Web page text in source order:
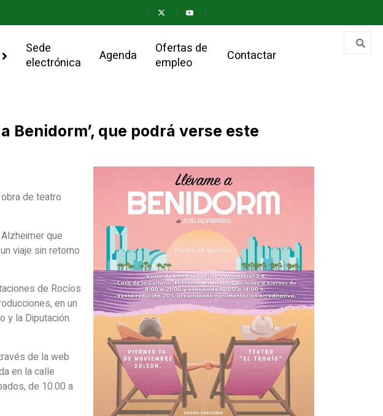
Sede
electrónica
Agenda
Ofertas de
empleo
Contactar
Benidorm’, que podrá verse este
de teatro
que
viaje sin retorno
de Rocíos
en un
y la Diputación
de la web
en la calle
de 10.00 a